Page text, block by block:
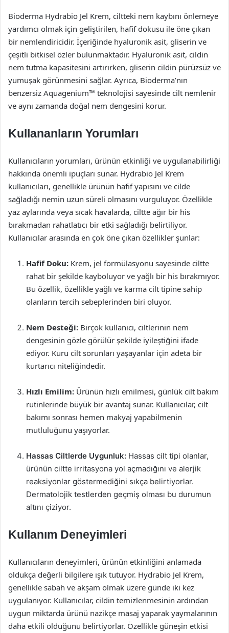
Bioderma Hydrabio Jel Krem, ciltteki nem kaybını önlemeye
yardımcı olmak için geliştirilen, hafif dokusu ile öne çıkan
bir nemlendiricidir. İçeriğinde hyaluronik asit, gliserin ve
çeşitli bitkisel özler bulunmaktadır. Hyaluronik asit, cildin
nem tutma kapasitesini artırırken, gliserin cildin pürüzsüz ve
yumuşak görünmesini sağlar. Ayrıca, Bioderma’nın
benzersiz Aquagenium™ teknolojisi sayesinde cilt nemlenir
ve aynı zamanda doğal nem dengesini korur.
Kullananların Yorumları
Kullanıcıların yorumları, ürünün etkinliği ve uygulanabilirliği
hakkında önemli ipuçları sunar. Hydrabio Jel Krem
kullanıcıları, genellikle ürünün hafif yapısını ve cilde
sağladığı nemin uzun süreli olmasını vurguluyor. Özellikle
yaz aylarında veya sıcak havalarda, ciltte ağır bir his
bırakmadan rahatlatıcı bir etki sağladığı belirtiliyor.
Kullanıcılar arasında en çok öne çıkan özellikler şunlar:
Hafif Doku: Krem, jel formülasyonu sayesinde ciltte
rahat bir şekilde kayboluyor ve yağlı bir his bırakmıyor.
Bu özellik, özellikle yağlı ve karma cilt tipine sahip
olanların tercih sebeplerinden biri oluyor.
Nem Desteği: Birçok kullanıcı, ciltlerinin nem
dengesinin gözle görülür şekilde iyileştiğini ifade
ediyor. Kuru cilt sorunları yaşayanlar için adeta bir
kurtarıcı niteliğindedir.
Hızlı Emilim: Ürünün hızlı emilmesi, günlük cilt bakım
rutinlerinde büyük bir avantaj sunar. Kullanıcılar, cilt
bakımı sonrası hemen makyaj yapabilmenin
mutluluğunu yaşıyorlar.
Hassas Ciltlerde Uygunluk: Hassas cilt tipi olanlar,
ürünün ciltte irritasyona yol açmadığını ve alerjik
reaksiyonlar göstermediğini sıkça belirtiyorlar.
Dermatolojik testlerden geçmiş olması bu durumun
altını çiziyor.
Kullanım Deneyimleri
Kullanıcıların deneyimleri, ürünün etkinliğini anlamada
oldukça değerli bilgilere ışık tutuyor. Hydrabio Jel Krem,
genellikle sabah ve akşam olmak üzere günde iki kez
uygulanıyor. Kullanıcılar, cildin temizlenmesinin ardından
uygun miktarda ürünü nazikçe masaj yaparak yaymalarının
daha etkili olduğunu belirtiyorlar. Özellikle güneşin etkisi